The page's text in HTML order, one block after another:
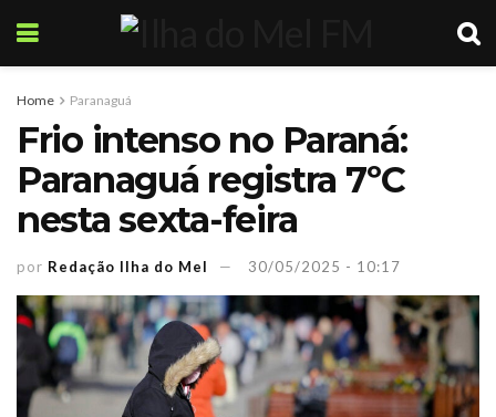
Home Paranaguá
Frio intenso no Paraná:
Paranaguá registra 7ºC
nesta sexta-feira
por Redação Ilha do Mel 30/05/2025 - 10:17